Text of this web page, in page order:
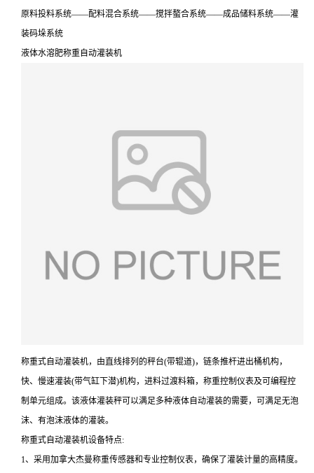
原料投料系统——配料混合系统——搅拌螯合系统——成品储料系统——灌
装码垛系统
液体水溶肥称重自动灌装机
称重式自动灌装机，由直线排列的秤台(带辊道)，链条推杆进出桶机构，
快、慢速灌装(带气缸下潜)机构，进料过渡料箱，称重控制仪表及可编程控
制单元组成。该液体灌装秤可以满足多种液体自动灌装的需要，可满足无泡
沫、有泡沫液体的灌装。
称重式自动灌装机设备特点:
1、采用加拿大杰曼称重传感器和专业控制仪表，确保了灌装计量的高精度。